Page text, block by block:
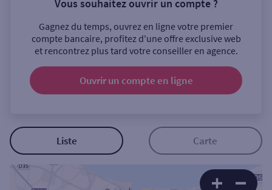
Sélectionnez votre recherche
Ouverte le samedi
Coffre-fort
Vous souhaitez ouvrir un compte ?
Gagnez du temps, ouvrez en ligne votre premier
compte bancaire, profitez d'une offre exclusive web
et rencontrez plus tard votre conseiller en agence.
Ouvrir un compte en ligne
Liste Carte